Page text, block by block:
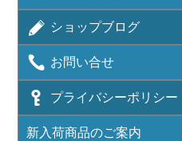
ショップブログ
お問い合せ
プライバシーポリシー
新入荷商品のご案内